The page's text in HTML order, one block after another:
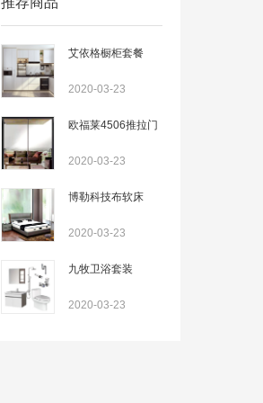
艾依格橱柜套餐
2020-03-23
欧福莱4506推拉门
2020-03-23
博勒科技布软床
2020-03-23
九牧卫浴套装
2020-03-23